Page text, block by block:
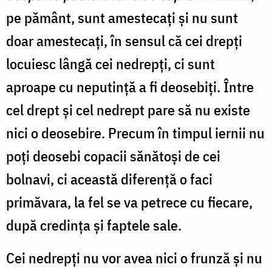
pe pământ, sunt amestecați și nu sunt
doar amestecați, în sensul că cei drepți
locuiesc lângă cei nedrepți, ci sunt
aproape cu neputință a fi deosebiți. Între
cel drept și cel nedrept pare să nu existe
nici o deosebire. Precum în timpul iernii nu
poți deosebi copacii sănătoși de cei
bolnavi, ci această diferență o faci
primăvara, la fel se va petrece cu fiecare,
după credința și faptele sale.
Cei nedrepți nu vor avea nici o frunză și nu